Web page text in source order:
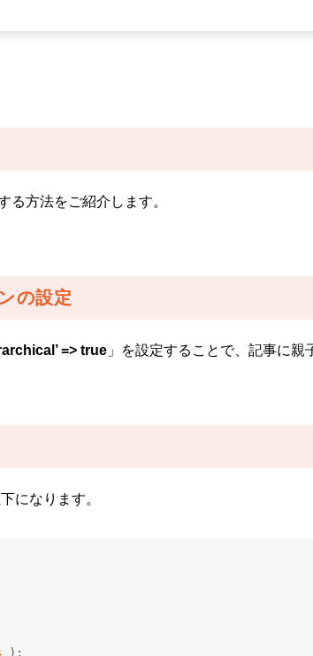
る方法をご紹介します。
の設定
=> true 」を設定することで、記事に親
になります。
) ;